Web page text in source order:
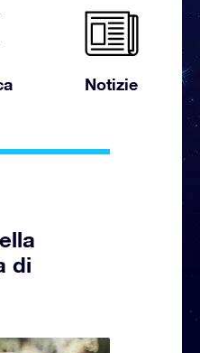
Notizie
di